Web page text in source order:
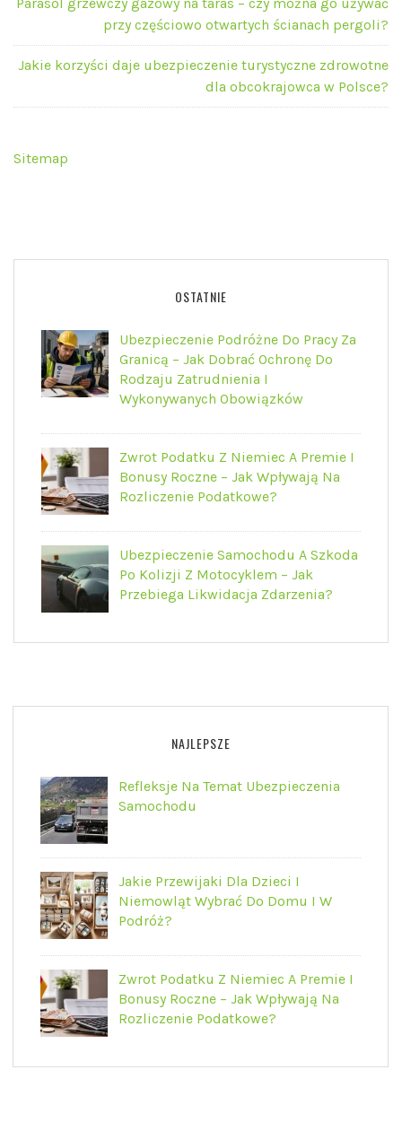
przy częściowo otwartych ścianach pergoli?
Jakie korzyści daje ubezpieczenie turystyczne zdrowotne
dla obcokrajowca w Polsce?
Sitemap
OSTATNIE
Ubezpieczenie Podróżne Do Pracy Za
Granicą – Jak Dobrać Ochronę Do
Rodzaju Zatrudnienia I
Wykonywanych Obowiązków
Zwrot Podatku Z Niemiec A Premie I
Bonusy Roczne – Jak Wpływają Na
Rozliczenie Podatkowe?
Ubezpieczenie Samochodu A Szkoda
Po Kolizji Z Motocyklem – Jak
Przebiega Likwidacja Zdarzenia?
NAJLEPSZE
Refleksje Na Temat Ubezpieczenia
Samochodu
Jakie Przewijaki Dla Dzieci I
Niemowląt Wybrać Do Domu I W
Podróż?
Zwrot Podatku Z Niemiec A Premie I
Bonusy Roczne – Jak Wpływają Na
Rozliczenie Podatkowe?